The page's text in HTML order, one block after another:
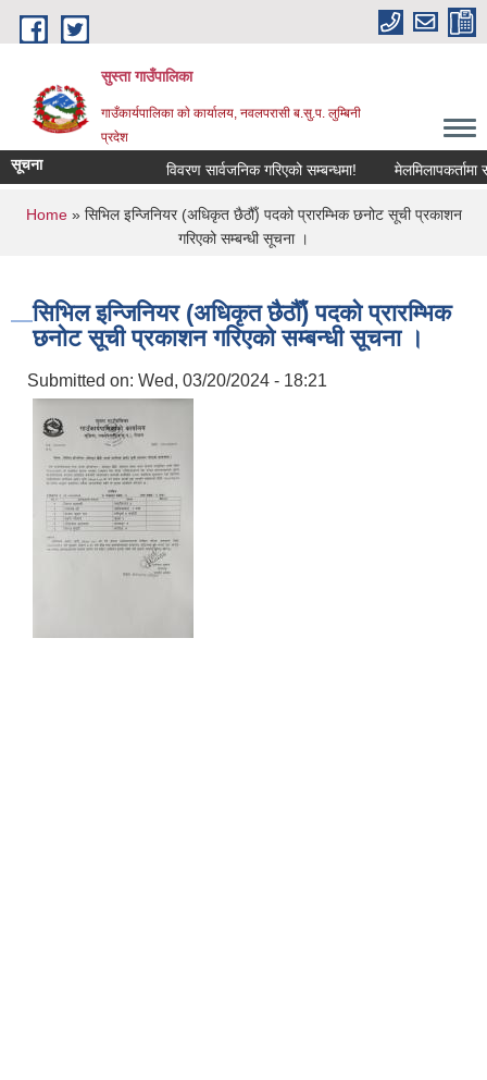
Skip to main content
सुस्ता गाउँपालिका
गाउँकार्यपालिका काे कार्यालय, नवलपरासी ब.सु.प. लुम्बिनी
प्रदेश
सूचना विवरण सार्वजनिक गरिएको सम्बन्धमा! मेलमिलापकर्तामा
You are here
Home» सिभिल इन्जिनियर (अधिकृत छैठौँ) पदको प्रारम्भिक छनोट सूची प्रकाशन
गरिएको सम्बन्धी सूचना ।
सिभिल इन्जिनियर (अधिकृत छैठौँ) पदको प्रारम्भिक
छनोट सूची प्रकाशन गरिएको सम्बन्धी सूचना ।
Submitted on: Wed, 03/20/2024 - 18:21